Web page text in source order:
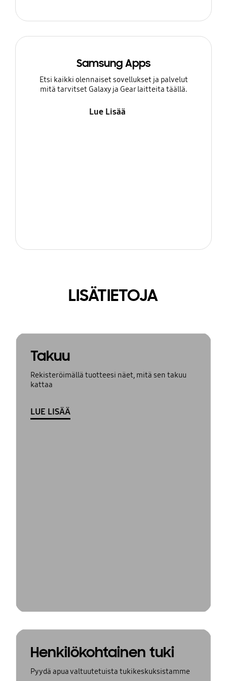
Samsung Apps
Etsi kaikki olennaiset sovellukset ja palvelut
mitä tarvitset Galaxy ja Gear laitteita täällä.
Lue Lisää
LISÄTIETOJA
Takuu
Rekisteröimällä tuotteesi näet, mitä sen takuu
kattaa
LUE LISÄÄ
Henkilökohtainen tuki
Pyydä apua valtuutetuista tukikeskuksistamme